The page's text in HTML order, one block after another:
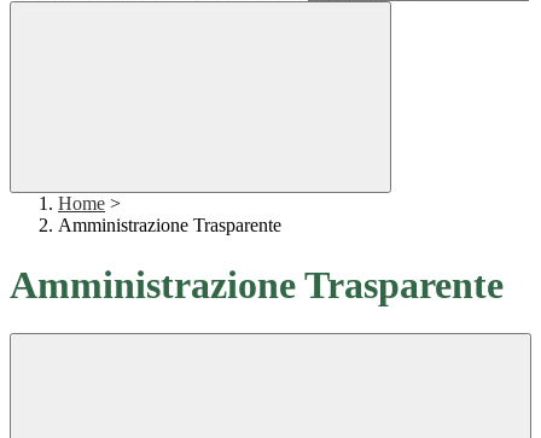
Home >
Amministrazione Trasparente
Amministrazione Trasparente